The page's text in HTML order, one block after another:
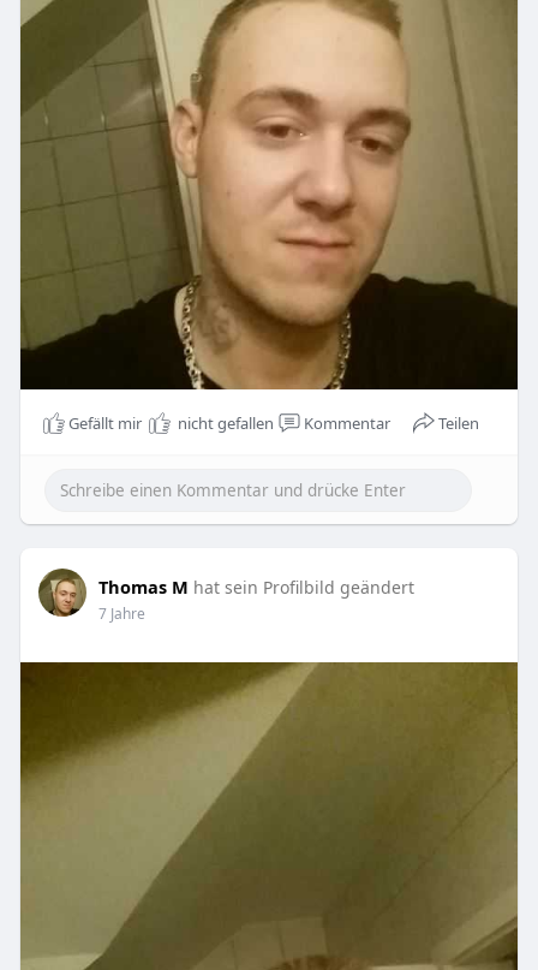
Gefällt mir nicht gefallen Kommentar Teilen
Thomas M hat sein Profilbild geändert
7 Jahre